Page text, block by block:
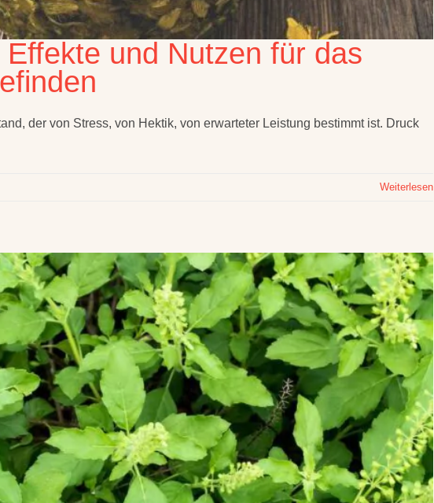
und Nutzen für das
der von Stress, von Hektik, von erwarteter Leistung bestimmt ist. Druck
Weiterlesen